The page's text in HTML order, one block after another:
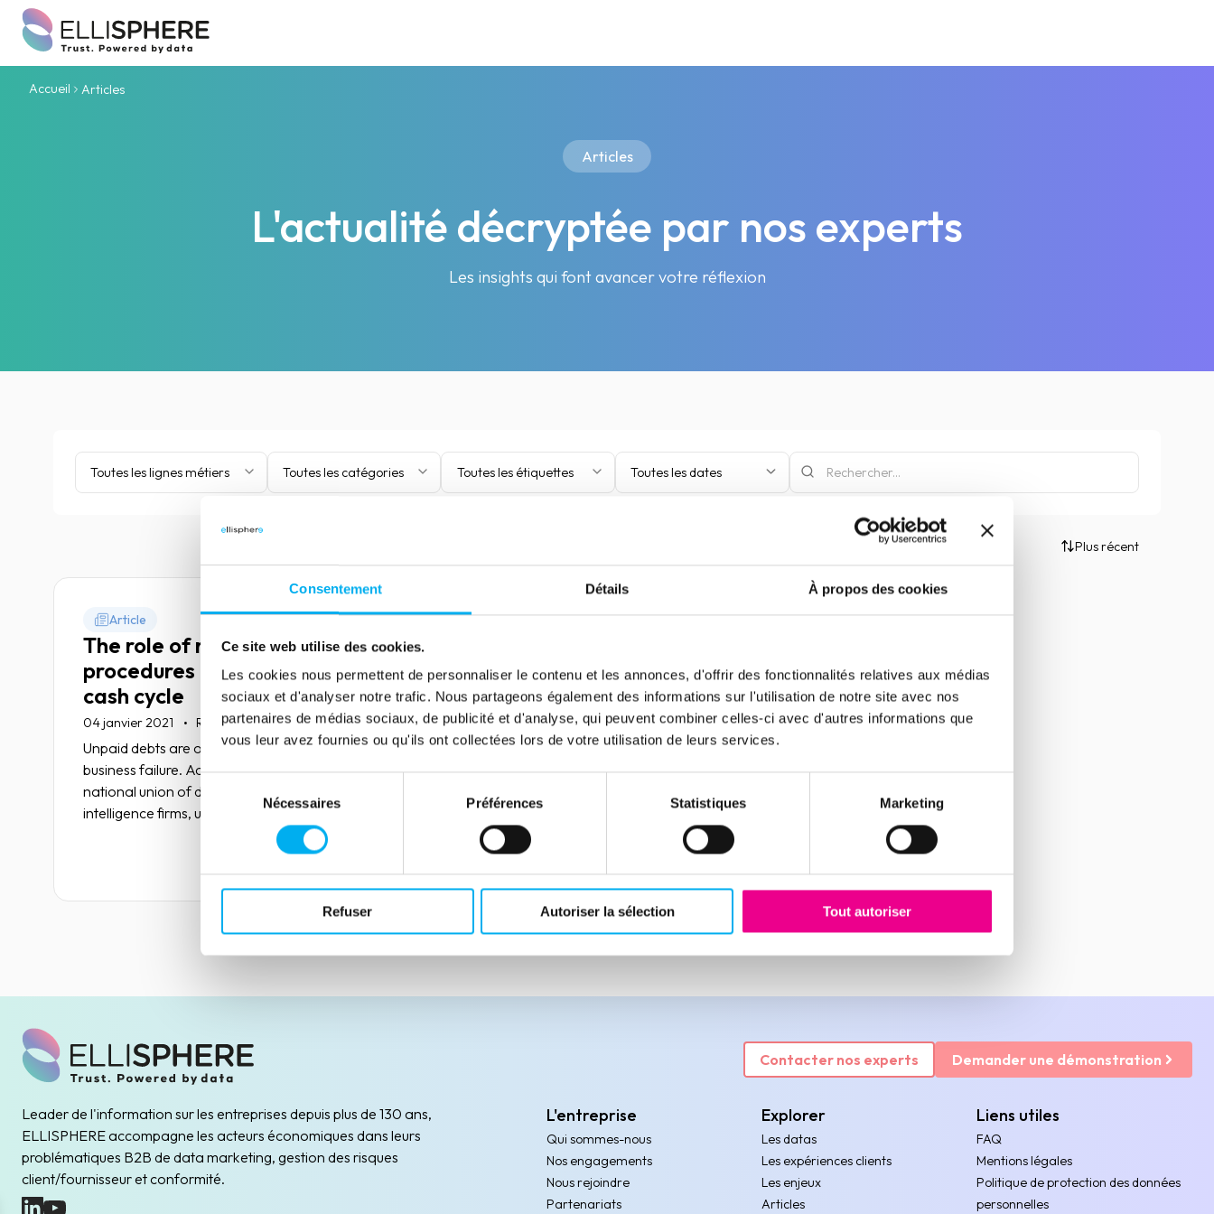
Consentement Détails À propos des cookies
Ce site web utilise des cookies.
Les cookies nous permettent de personnaliser le contenu et les annonces, d'offrir des fonctionnalités relatives aux médias
sociaux et d'analyser notre trafic. Nous partageons également des informations sur l'utilisation de notre site avec nos
partenaires de médias sociaux, de publicité et d'analyse, qui peuvent combiner celles-ci avec d'autres informations que
vous leur avez fournies ou qu'ils ont collectées lors de votre utilisation de leurs services.
consentement
Nécessaires Préférences Statistiques Marketing
Refuser Autoriser la sélection Tout autoriser
Accueil Articles
Articles
L'actualité décryptée par nos experts
Les insights qui font avancer votre réflexion
Toutes les lignes métiers Toutes les catégories Toutes les étiquettes Toutes les dates
Plus récent
Article
The role of recovery
procedures in the order to
cash cycle
04 janvier 2021 Risk management
Unpaid debts are one of the main causes of
business failure. According to the ANR, the
national union of debt collection and business
intelligence firms, unpaid debts represent 56
Lire la suite
Contacter nos experts Demander une démonstration
Leader de l'information sur les entreprises depuis plus de 130 ans,
ELLISPHERE accompagne les acteurs économiques dans leurs
problématiques B2B de data marketing, gestion des risques
client/fournisseur et conformité.
(nouvelle fenêtre)
(nouvelle fenêtre)
L'entreprise
Qui sommes-nous
Nos engagements
Nous rejoindre
Partenariats
Explorer
Les datas
Les expériences clients
Les enjeux
Articles
Liens utiles
FAQ
Mentions légales
Politique de protection des données
personnelles